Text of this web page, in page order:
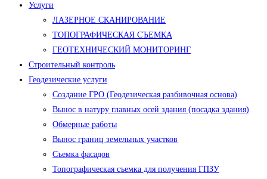
Услуги
ЛАЗЕРНОЕ СКАНИРОВАНИЕ
ТОПОГРАФИЧЕСКАЯ СЪЕМКА
ГЕОТЕХНИЧЕСКИЙ МОНИТОРИНГ
Строительный контроль
Геодезические услуги
Создание ГРО (Геодезическая разбивочная основа)
Вынос в натуру главных осей здания (посадка здания)
Обмерные работы
Вынос границ земельных участков
Съемка фасадов
Топографическая съемка для получения ГПЗУ